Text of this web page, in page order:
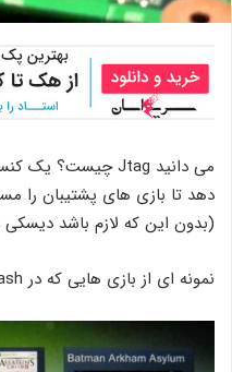
دهد تا بازی های پشتیبان را
(بدون این که لازم باشد دیسکی
نمونه ای از بازی هایی که در Freestyle Dash نصب شده است.